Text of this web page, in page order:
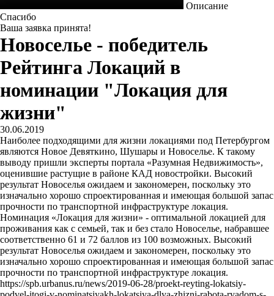
Описание
Спасибо
Ваша заявка принята!
Новоселье - победитель
Рейтинга Локаций в
номинации "Локация для
жизни"
30.06.2019
Наиболее подходящими для жизни локациями под Петербургом
являются Новое Девяткино, Шушары и Новоселье. К такому
выводу пришли эксперты портала «Разумная Недвижимость»,
оценившие растущие в районе КАД новостройки. Высокий
результат Новоселья ожидаем и закономерен, поскольку это
изначально хорошо спроектированная и имеющая большой запас
прочности по транспортной инфраструктуре локация.
Номинация «Локация для жизни» - оптимальной локацией для
проживания как с семьей, так и без стало Новоселье, набравшее
соответственно 61 и 72 баллов из 100 возможных. Высокий
результат Новоселья ожидаем и закономерен, поскольку это
изначально хорошо спроектированная и имеющая большой запас
прочности по транспортной инфраструктуре локация.
https://spb.urbanus.ru/news/2019-06-28/proekt-reyting-lokatsiy-